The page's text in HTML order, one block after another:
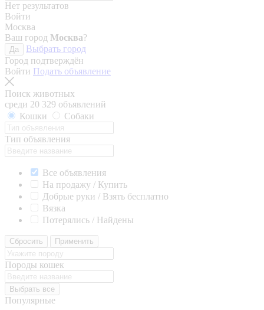
Нет результатов
Войти
Москва
Ваш город Москва?
Да
Выбрать город
Город подтверждён
Войти Подать объявление
Поиск животных
среди 20 329 объявлений
Кошки
Собаки
Тип объявления
Все объявления
На продажу / Купить
Добрые руки / Взять бесплатно
Вязка
Потерялись / Найдены
Сбросить Применить
Породы кошек
Выбрать все
Популярные